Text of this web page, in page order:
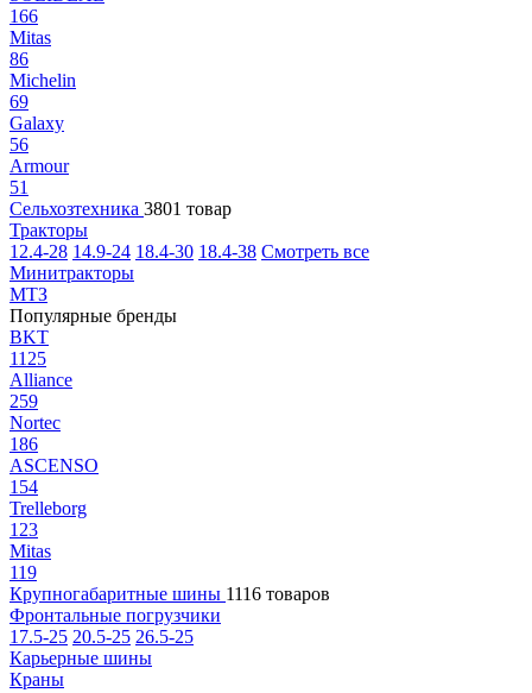
166
Mitas
86
Michelin
69
Galaxy
56
Armour
51
Сельхозтехника 3801 товар
Тракторы
12.4-28 14.9-24 18.4-30 18.4-38 Смотреть все
Минитракторы
МТЗ
Популярные бренды
BKT
1125
Alliance
259
Nortec
186
ASCENSO
154
Trelleborg
123
Mitas
119
Крупногабаритные шины 1116 товаров
Фронтальные погрузчики
17.5-25 20.5-25 26.5-25
Карьерные шины
Краны